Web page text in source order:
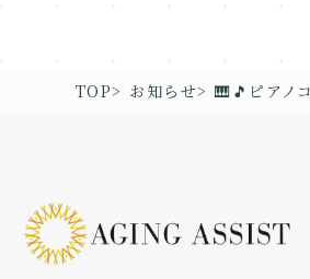
TOP お知らせ 🎹🎵ピアノ